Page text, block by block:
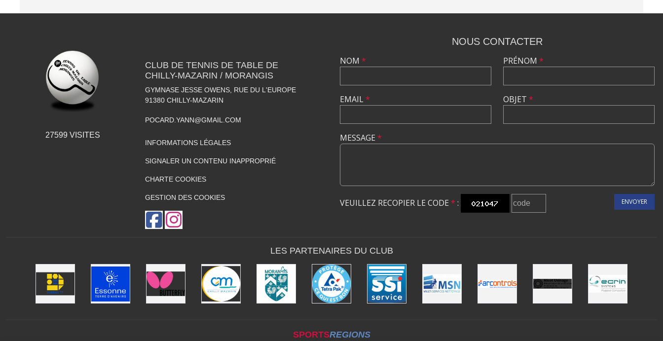
27599 VISITES
CLUB DE TENNIS DE TABLE DE
CHILLY-MAZARIN / MORANGIS
GYMNASE JESSE OWENS, RUE DU L'EUROPE
91380 CHILLY-MAZARIN
POCARD.YANN@GMAIL.COM
INFORMATIONS LÉGALES
SIGNALER UN CONTENU INAPPROPRIÉ
CHARTE COOKIES
GESTION DES COOKIES
NOUS CONTACTER
NOM *
EMAIL*
PRÉNOM *
OBJET *
MESSAGE *
VEUILLEZ RECOPIER LE CODE * : ENVOYER
LES PARTENAIRES DU CLUB
SPORTSREGIONS